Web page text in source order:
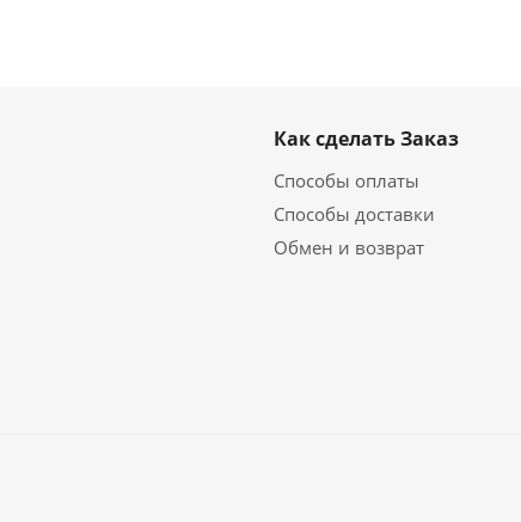
Как сделать Заказ
Способы оплаты
Способы доставки
Обмен и возврат